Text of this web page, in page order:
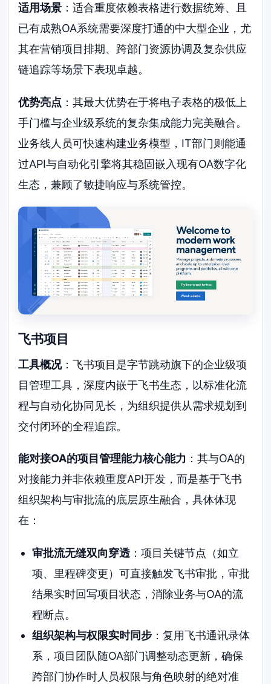
适用场景 ：适合重度依赖表格进行数据统筹、且
已有成熟OA系统需要深度打通的中大型企业，尤
其在营销项目排期、跨部门资源协调及复杂供应
链追踪等场景下表现卓越。
优势亮点 ：其最大优势在于将电子表格的极低上
手门槛与企业级系统的复杂集成能力完美融合。
业务线人员可快速构建业务模型，IT部门则能通
过API与自动化引擎将其稳固嵌入现有OA数字化
生态，兼顾了敏捷响应与系统管控。
飞书项目
工具概况：飞书项目是字节跳动旗下的企业级项
目管理工具，深度内嵌于飞书生态，以标准化流
程与自动化协同见长，为组织提供从需求规划到
交付闭环的全程追踪。
能对接OA的项目管理能力核心能力 ：其与OA的
对接能力并非依赖重度API开发，而是基于飞书
组织架构与审批流的底层原生融合，具体体现
在：
审批流无缝双向穿透：项目关键节点（如立
项、里程碑变更）可直接触发飞书审批，审批
结果实时回写项目状态，消除业务与OA的流
程断点。
组织架构与权限实时同步：复用飞书通讯录体
系，项目团队随OA部门调整动态更新，确保
跨部门协作时人员权限与角色映射的绝对准